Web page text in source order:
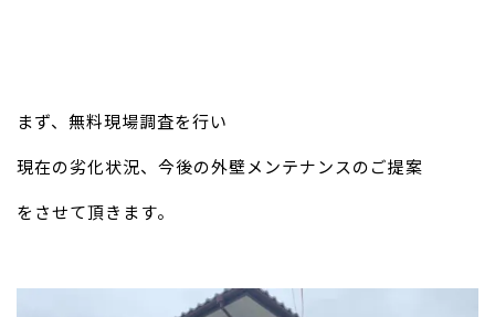
まず、無料現場調査を行い
現在の劣化状況、今後の外壁メンテナンスのご提案
をさせて頂きます。